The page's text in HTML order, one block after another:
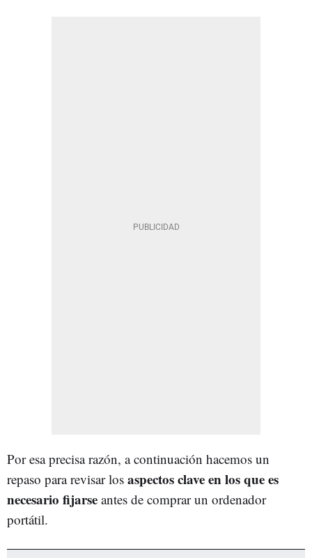
Por esa precisa razón, a continuación hacemos un
repaso para revisar los aspectos clave en los que es
necesario fijarse antes de comprar un ordenador
portátil.